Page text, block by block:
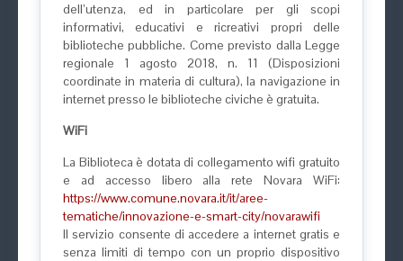
dell’utenza, ed in particolare per gli scopi
informativi, educativi e ricreativi propri delle
biblioteche pubbliche. Come previsto dalla Legge
regionale 1 agosto 2018, n. 11 (Disposizioni
coordinate in materia di cultura), la navigazione in
internet presso le biblioteche civiche è gratuita.
WiFi
La Biblioteca è dotata di collegamento wifi gratuito
e ad accesso libero alla rete Novara WiFi:
https://www.comune.novara.it/it/aree-
tematiche/innovazione-e-smart-city/novarawifi
ll servizio consente di accedere a internet gratis e
senza limiti di tempo con un proprio dispositivo